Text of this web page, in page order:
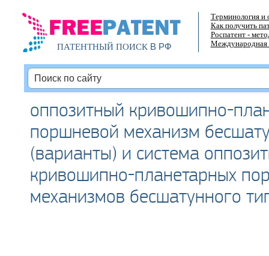
ПАТЕНТНЫЙ ПОИСКВ РФ
Терминология и
Как получить
Роспатент -
Международная
оппозитный кривошипно-
поршневой механизм
(варианты) и система
кривошипно-планетарных
механизмов бесшатунного